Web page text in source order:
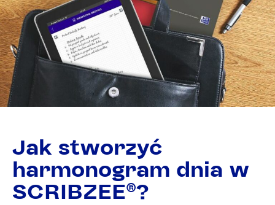
Jak stworzyć
harmonogram dnia w
SCRIBZEE®?